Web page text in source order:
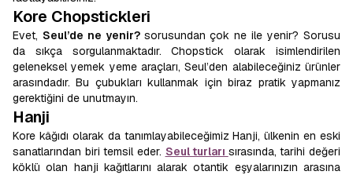
Kore Chopstickleri
Evet, Seul’de ne yenir? sorusundan çok ne ile yenir? Sorusu
da sıkça sorgulanmaktadır. Chopstick olarak isimlendirilen
geleneksel yemek yeme araçları, Seul’den alabileceğiniz ürünler
arasındadır. Bu çubukları kullanmak için biraz pratik yapmanız
gerektiğini de unutmayın.
Hanji
Kore kâğıdı olarak da tanımlayabileceğimiz Hanji, ülkenin en eski
sanatlarından biri temsil eder. Seul turları sırasında, tarihi değeri
köklü olan hanji kağıtlarını alarak otantik eşyalarınızın arasına